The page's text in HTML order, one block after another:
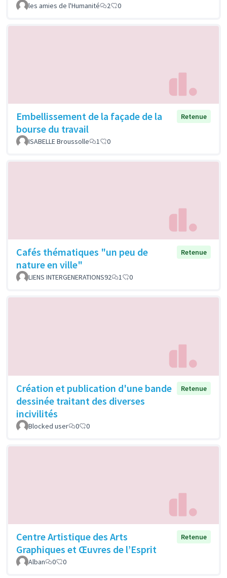
les amies de l'Humanité 2 0
Embellissement de la façade de la
bourse du travail
Retenue
ISABELLE Broussolle 1 0
Cafés thématiques "un peu de
nature en ville"
Retenue
LIENS INTERGENERATIONS92 1 0
Création et publication d'une bande
dessinée traitant des diverses
incivilités
Retenue
Blocked user 0 0
Centre Artistique des Arts
Graphiques et Œuvres de l’Esprit
Retenue
Alban 0 0